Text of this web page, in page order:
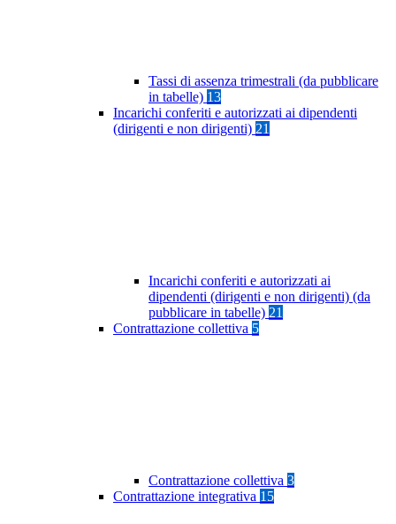
Tassi di assenza trimestrali (da pubblicare
in tabelle) 13
Incarichi conferiti e autorizzati ai dipendenti
(dirigenti e non dirigenti) 21
Incarichi conferiti e autorizzati ai
dipendenti (dirigenti e non dirigenti) (da
pubblicare in tabelle) 21
Contrattazione collettiva 5
Contrattazione collettiva 3
Contrattazione integrativa 15